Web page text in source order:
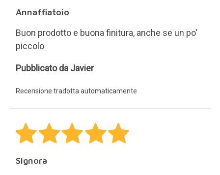
Annaffiatoio
Buon prodotto e buona finitura, anche se un po'
piccolo
Javier
Pubblicato da Javier
Recensione tradotta automaticamente
Signora